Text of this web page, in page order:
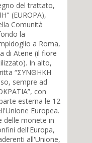
del trattato,
(EUROPA),
Comunità
la
a Roma,
di Atene (il fiore
In alto,
“ΣΥΝΘΗΚΗ
sempre ad
con
esterna le 12
Europea.
delle monete in
dell'Europa,
all'Unione,